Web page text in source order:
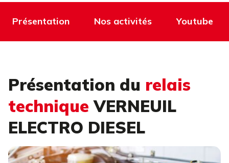
Présentation Nos activités Youtube
Présentation du relais
technique VERNEUIL
ELECTRO DIESEL